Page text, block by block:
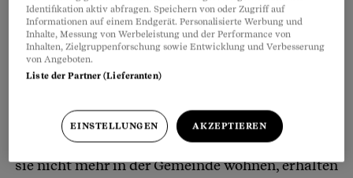
Die Grabräumung war zwei Monate lang auf
dem Friedhof Lostorf SO ausgeschrieben und
zudem ordnungsgemäss im örtlichen Amtsblatt
Bauverwalter. Der letzte Besuch der Schwestern
auf dem Friedhof liegt vier Monate zurück. Da
sie nicht mehr in der Gemeinde wohnen, erhalten
Identifikation aktiv abfragen. Speichern von oder Zugriff auf
Informationen auf einem Endgerät. Personalisierte Werbung und
Inhalte, Messung von Werbeleistung und der Performance von
Inhalten, Zielgruppenforschung sowie Entwicklung und Verbesserung
von Angeboten.
Liste der Partner (Lieferanten)
EINSTELLUNGEN AKZEPTIEREN